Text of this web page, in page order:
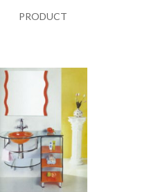
PRODUCT